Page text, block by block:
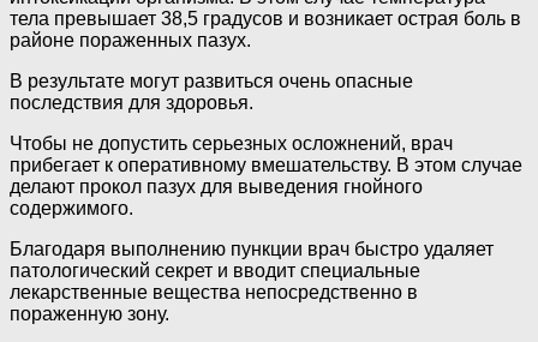
тела превышает 38,5 градусов и возникает острая боль в
районе пораженных пазух.
В результате могут развиться очень опасные
последствия для здоровья.
Чтобы не допустить серьезных осложнений, врач
прибегает к оперативному вмешательству. В этом случае
делают прокол пазух для выведения гнойного
содержимого.
Благодаря выполнению пункции врач быстро удаляет
патологический секрет и вводит специальные
лекарственные вещества непосредственно в
пораженную зону.